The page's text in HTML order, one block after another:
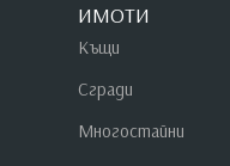
ИМОТИ
Къщи
Сгради
Многостайни